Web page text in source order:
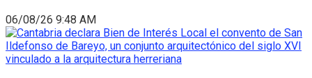
06/08/26 9:48 AM